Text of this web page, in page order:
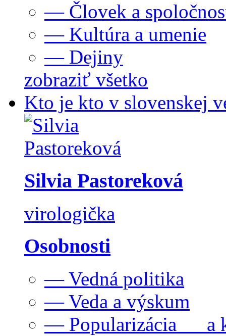
— Človek a
— Kultúra a umenie
— Dejiny
zobraziť všetko
Kto je kto v slovenskej
Silvia Pastoreková
virologička
Osobnosti
— Vedná politika
— Veda a výskum
— Popularizácia a